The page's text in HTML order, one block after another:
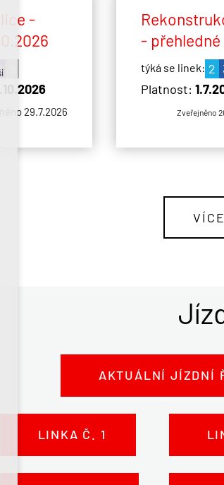
-
29.7.2026
-
2
Platnost:
Zveřejněno
AKTUÁLNÍ JÍZDNÍ
LINKA Č. 1